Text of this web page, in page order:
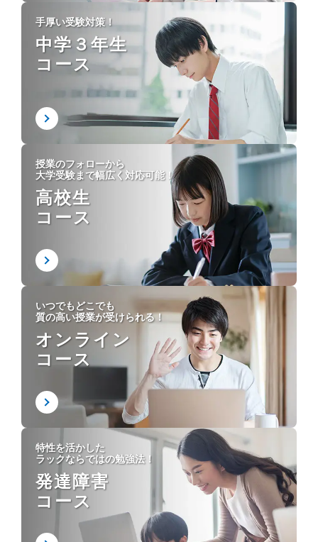
手厚い受験対策！
中学３年生
コース
授業のフォローから
大学受験まで幅広く対応可能！
高校生
コース
いつでもどこでも
質の高い授業が受けられる！
オンライン
コース
特性を活かした
ラックならではの勉強法！
発達障害
コース